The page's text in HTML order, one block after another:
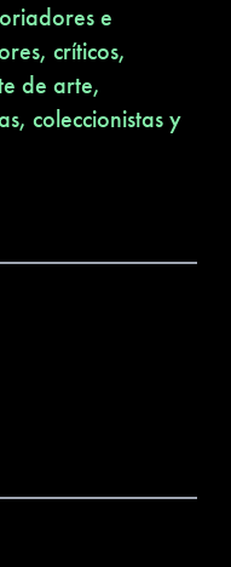
e
críticos,
de arte,
coleccionistas y